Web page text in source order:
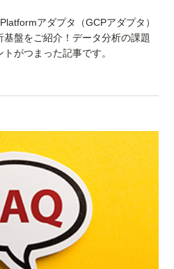
アダプタ（GCPアダプタ）
盤をご紹介！データ分析の課題
がつまった記事です。